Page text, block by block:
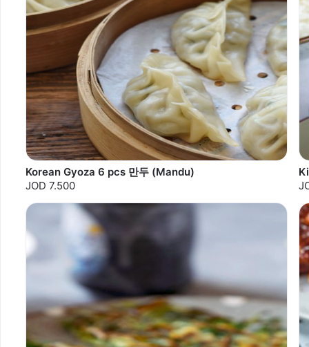
Korean Gyoza 6 pcs 만두 (Mandu)
JOD 7.500